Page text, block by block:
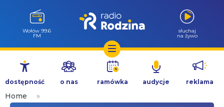
Przejdź
treści
Wołów 99.6
FM
słuchaj
na żywo
dostępność o nas ramówka audycje reklama
Home
»